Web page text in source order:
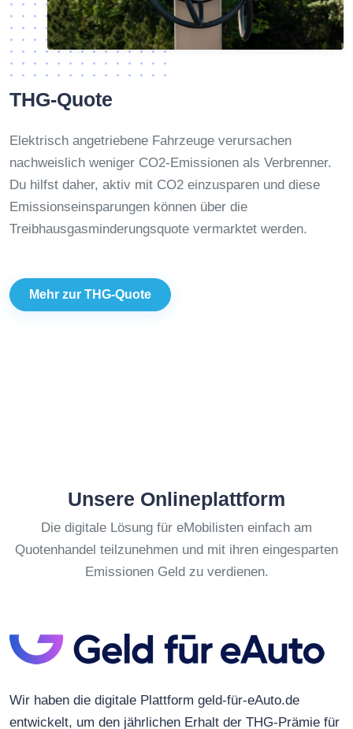
THG-Quote
Elektrisch angetriebene Fahrzeuge verursachen
nachweislich weniger CO2-Emissionen als Verbrenner.
Du hilfst daher, aktiv mit CO2 einzusparen und diese
Emissionseinsparungen können über die
Treibhausgasminderungsquote vermarktet werden.
Mehr zur THG-Quote
Unsere Onlineplattform
Die digitale Lösung für eMobilisten einfach am
Quotenhandel teilzunehmen und mit ihren eingesparten
Emissionen Geld zu verdienen.
Wir haben die digitale Plattform geld-für-eAuto.de
entwickelt, um den jährlichen Erhalt der THG-Prämie für